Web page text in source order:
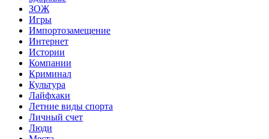
ЗОЖ
Игры
Импортозамещение
Интернет
Истории
Компании
Криминал
Культура
Лайфхаки
Летние виды спорта
Личный счет
Люди